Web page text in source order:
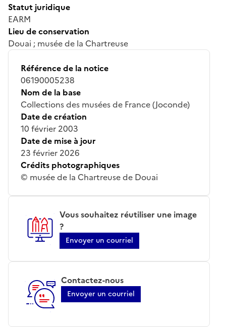
Statut juridique
EARM
Lieu de conservation
Douai ; musée de la Chartreuse
Référence de la notice
06190005238
Nom de la base
Collections des musées de France (Joconde)
Date de création
10 février 2003
Date de mise à jour
23 février 2026
Crédits photographiques
© musée de la Chartreuse de Douai
Vous souhaitez réutiliser une image
?
Envoyer un courriel
Contactez-nous
Envoyer un courriel